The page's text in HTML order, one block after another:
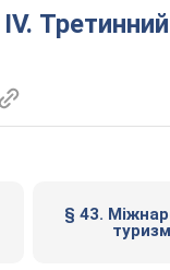
§ 43.
туризм